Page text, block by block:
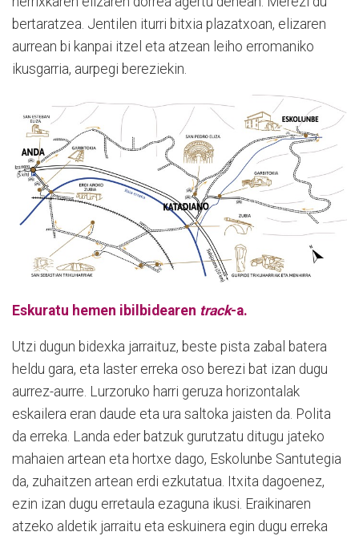
bertaratzea. Jentilen iturri bitxia plazatxoan, elizaren
aurrean bi kanpai itzel eta atzean leiho erromaniko
ikusgarria, aurpegi bereziekin.
Eskuratu hemen ibilbidearen track-a.
Utzi dugun bidexka jarraituz, beste pista zabal batera
heldu gara, eta laster erreka oso berezi bat izan dugu
aurrez-aurre. Lurzoruko harri geruza horizontalak
eskailera eran daude eta ura saltoka jaisten da. Polita
da erreka. Landa eder batzuk gurutzatu ditugu jateko
mahaien artean eta hortxe dago, Eskolunbe Santutegia
da, zuhaitzen artean erdi ezkutatua. Itxita dagoenez,
ezin izan dugu erretaula ezaguna ikusi. Eraikinaren
atzeko aldetik jarraitu eta eskuinera egin dugu erreka